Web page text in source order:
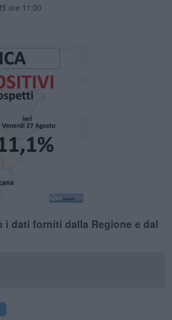
ore 11:00
i dati forniti dalla Regione e dal